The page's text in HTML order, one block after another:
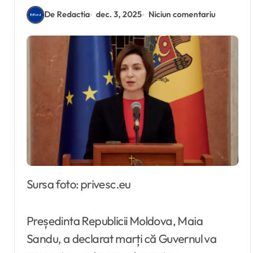
De Redactia dec. 3, 2025 Niciun comentariu
Sursa foto: privesc.eu
Președinta Republicii Moldova, Maia
Sandu, a declarat marți că Guvernul va